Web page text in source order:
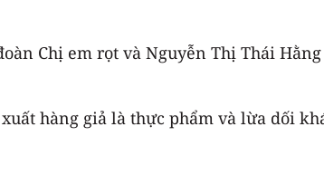
Chị em rọt và Nguyễn Thị Thái
hàng giả là thực phẩm và lừa dối